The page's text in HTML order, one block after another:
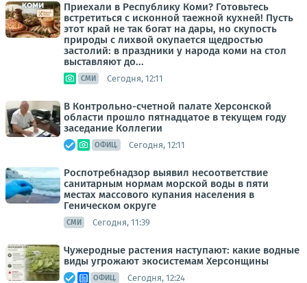
Приехали в Республику Коми? Готовьтесь
встретиться с исконной таежной кухней! Пусть
этот край не так богат на дары, но скупость
природы с лихвой окупается щедростью
застолий: в праздники у народа коми на стол
выставляют до...
СМИ Сегодня, 12:11
В Контрольно-счетной палате Херсонской
области прошло пятнадцатое в текущем году
заседание Коллегии
ОФИЦ. Сегодня, 12:11
Роспотребнадзор выявил несоответствие
санитарным нормам морской воды в пяти
местах массового купания населения в
Геническом округе
СМИ Сегодня, 11:39
Чужеродные растения наступают: какие водные
виды угрожают экосистемам Херсонщины
ОФИЦ. Сегодня, 12:24